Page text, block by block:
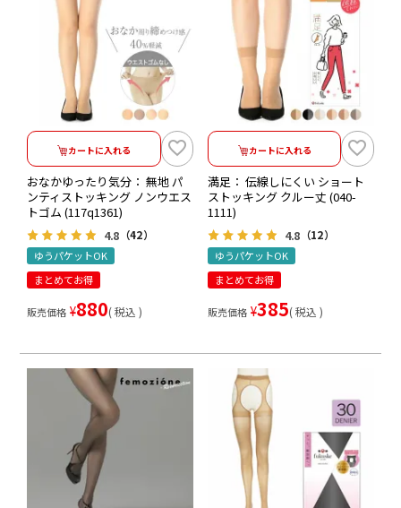
カートに入れる
おなかゆったり気分： 無地 パ
ンティストッキング ノンウエス
トゴム (117q1361)
4.8 （42）
ゆうパケットOK
まとめてお得
販売価格 ¥880 税込
カートに入れる
満足： 伝線しにくい ショート
ストッキング クルー丈 (040-
1111)
4.8 （12）
ゆうパケットOK
まとめてお得
販売価格 ¥385 税込